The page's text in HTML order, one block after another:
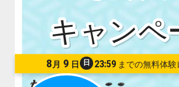
8 月 9 日 日 23:59